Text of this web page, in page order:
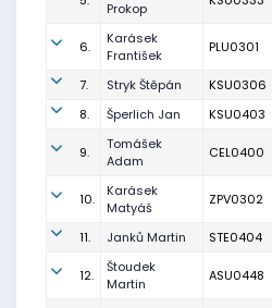
Prokop
6.
Karásek
František
PLU0301
7. Stryk Štěpán KSU0306
8.
Šperlich Jan KSU0403
9.
Tomášek
Adam
CEL0400
10.
Karásek
Matyáš
ZPV0302
11. Janků Martin STE0404
12.
Štoudek
Martin
ASU0448